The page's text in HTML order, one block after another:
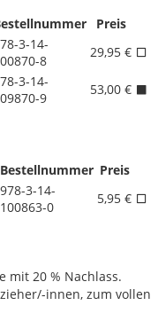
Preis
3-14-
8
29,95 €
3-14-
9
53,00 €
Bestellnummer Preis
978-3-14-
100863-0
5,95 €
mit 20 % Nachlass.
-innen, zum vollen